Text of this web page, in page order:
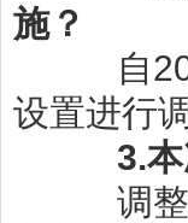
施？
自
设置进行
3.
调